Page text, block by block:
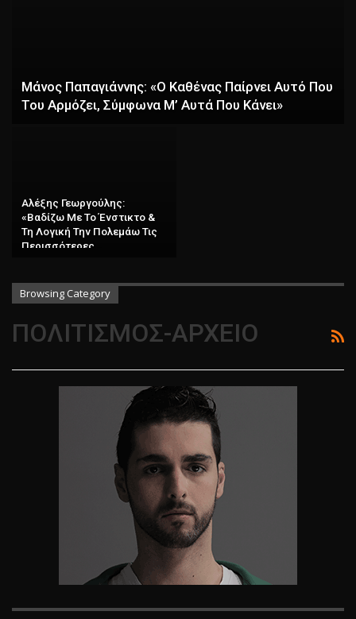
Μάνος Παπαγιάννης: «Ο Καθένας Παίρνει Αυτό Που
Του Αρμόζει, Σύμφωνα Μ’ Αυτά Που Κάνει»
Αλέξης Γεωργούλης:
«Βαδίζω Με Το Ένστικτο &
Τη Λογική Την Πολεμάω Τις
Περισσότερες…
Browsing Category
ΠΟΛΙΤΙΣΜΟΣ-ΑΡΧΕΙΟ